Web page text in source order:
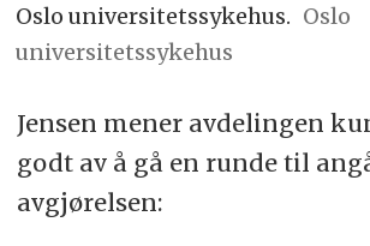
Oslo universitetssykehus. Oslo
universitetssykehus
Jensen mener avdelingen
godt av å gå en runde til
avgjørelsen: